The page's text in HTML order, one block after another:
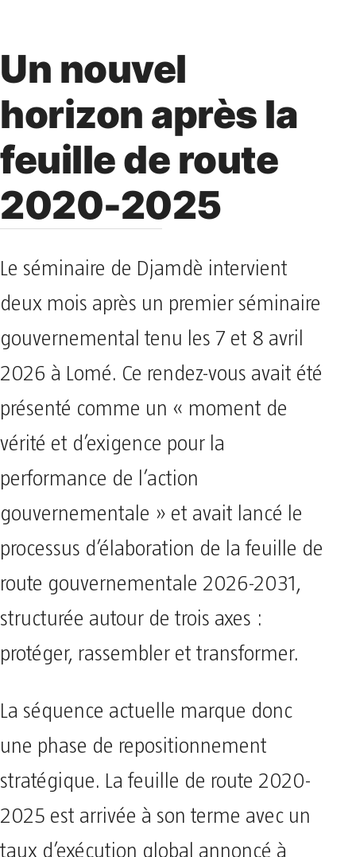
Un nouvel
horizon après la
feuille de route
2020-2025
Le séminaire de Djamdè intervient
deux mois après un premier séminaire
gouvernemental tenu les 7 et 8 avril
2026 à Lomé. Ce rendez-vous avait été
présenté comme un « moment de
vérité et d’exigence pour la
performance de l’action
gouvernementale » et avait lancé le
processus d’élaboration de la feuille de
route gouvernementale 2026-2031,
structurée autour de trois axes :
protéger, rassembler et transformer.
La séquence actuelle marque donc
une phase de repositionnement
stratégique. La feuille de route 2020-
2025 est arrivée à son terme avec un
taux d’exécution global annoncé à